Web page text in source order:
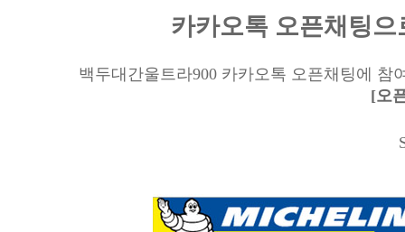
카카오톡 오픈채팅
백두대간울트라900 카카오톡 오픈채팅에
[오